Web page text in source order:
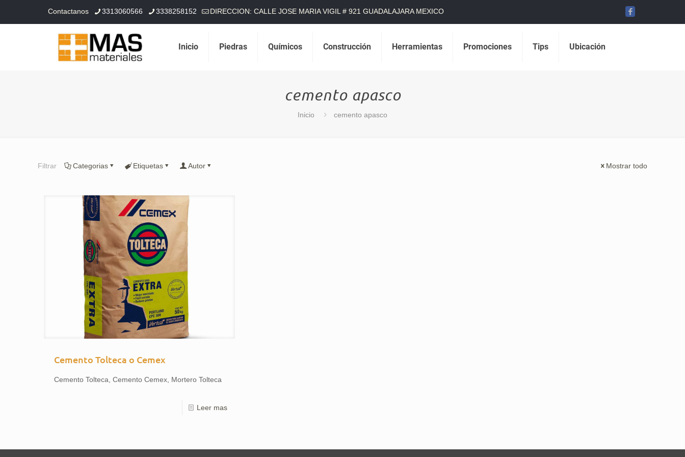
Contactanos 3313060566 3338258152 DIRECCION: CALLE JOSE MARIA VIGIL # 921 GUADALAJARA MEXICO
Inicio Piedras Químicos Construcción Herramientas Promociones Tips Ubicación
cemento apasco
Inicio cemento apasco
Filtrar Categorias Etiquetas Autor Mostrar todo
Cemento Tolteca o Cemex
Cemento Tolteca, Cemento Cemex, Mortero Tolteca
Leer mas